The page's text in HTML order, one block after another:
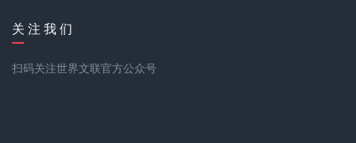
关 注 我 们
扫码关注世界文联官方公众号